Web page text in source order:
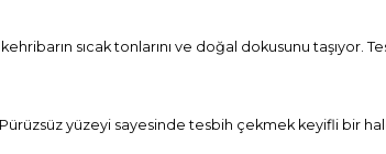
sıcak tonlarını ve doğal dokusunu taşıyor.
yüzeyi sayesinde tesbih çekmek keyifli bir